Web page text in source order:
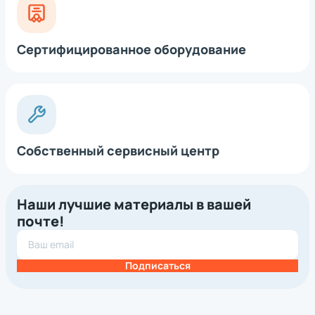
Сертифицированное оборудование
Собственный сервисный центр
Наши лучшие материалы в вашей
почте!
Подписаться